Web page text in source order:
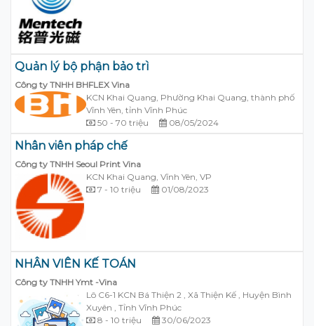
Quản lý bộ phận bảo trì
Công ty TNHH BHFLEX Vina
KCN Khai Quang, Phường Khai Quang, thành phố
Vĩnh Yên, tỉnh Vĩnh Phúc
50 - 70 triệu
08/05/2024
Nhân viên pháp chế
Công ty TNHH Seoul Print Vina
KCN Khai Quang, Vĩnh Yên, VP
7 - 10 triệu
01/08/2023
NHÂN VIÊN KẾ TOÁN
Công ty TNHH Ymt -Vina
Lô C6-1 KCN Bá Thiện 2 , Xã Thiện Kế , Huyện Bình
Xuyên , Tỉnh Vĩnh Phúc
8 - 10 triệu
30/06/2023